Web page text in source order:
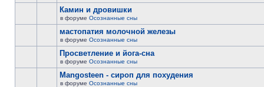
Камин и дровишки
в форуме Осознанные сны
мастопатия молочной железы
в форуме Осознанные сны
Просветление и йога-сна
в форуме Осознанные сны
Mangosteen - сироп для похудения
в форуме Осознанные сны